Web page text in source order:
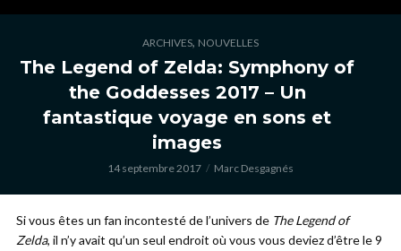
ARCHIVES, NOUVELLES
The Legend of Zelda: Symphony of
the Goddesses 2017 – Un
fantastique voyage en sons et
images
14 septembre 2017 Marc Desgagnés
Si vous êtes un fan incontesté de l’univers de The Legend of
Zelda, il n’y avait qu’un seul endroit où vous vous deviez d’être le 9